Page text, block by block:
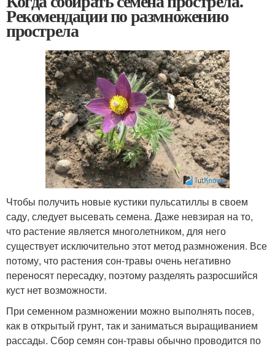
Рекомендации по размножению
прострела
Чтобы получить новые кустики пульсатиллы в своем
саду, следует высевать семена. Даже невзирая на то,
что растение является многолетником, для него
существует исключительно этот метод размножения. Все
потому, что растения сон-травы очень негативно
переносят пересадку, поэтому разделять разросшийся
куст нет возможности.
При семенном размножении можно выполнять посев,
как в открытый грунт, так и заниматься выращиванием
рассады. Сбор семян сон-травы обычно проводится по